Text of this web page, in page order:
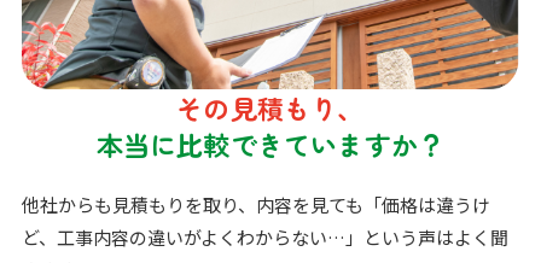
その見積もり、
本当に比較できていますか？
他社からも見積もりを取り、内容を見ても「価格は違うけ
ど、工事内容の違いがよくわからない…」という声はよく聞